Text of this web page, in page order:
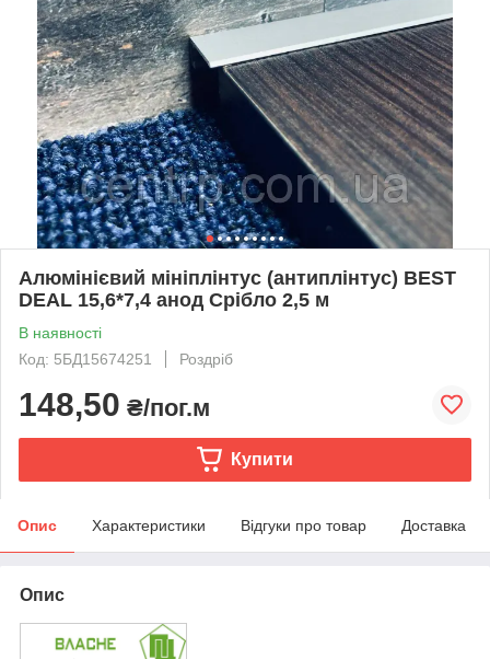
Алюмінієвий мініплінтус (антиплінтус) BEST
DEAL 15,6*7,4 анод Срібло 2,5 м
В наявності
Код: 5БД15674251
Роздріб
148,50 ₴/пог.м
Купити
Опис Характеристики Відгуки про товар Доставка
Опис